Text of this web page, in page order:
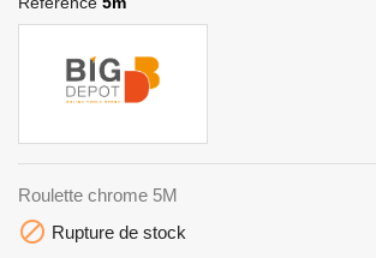
Roulette chrome 5M
 Rupture de stock